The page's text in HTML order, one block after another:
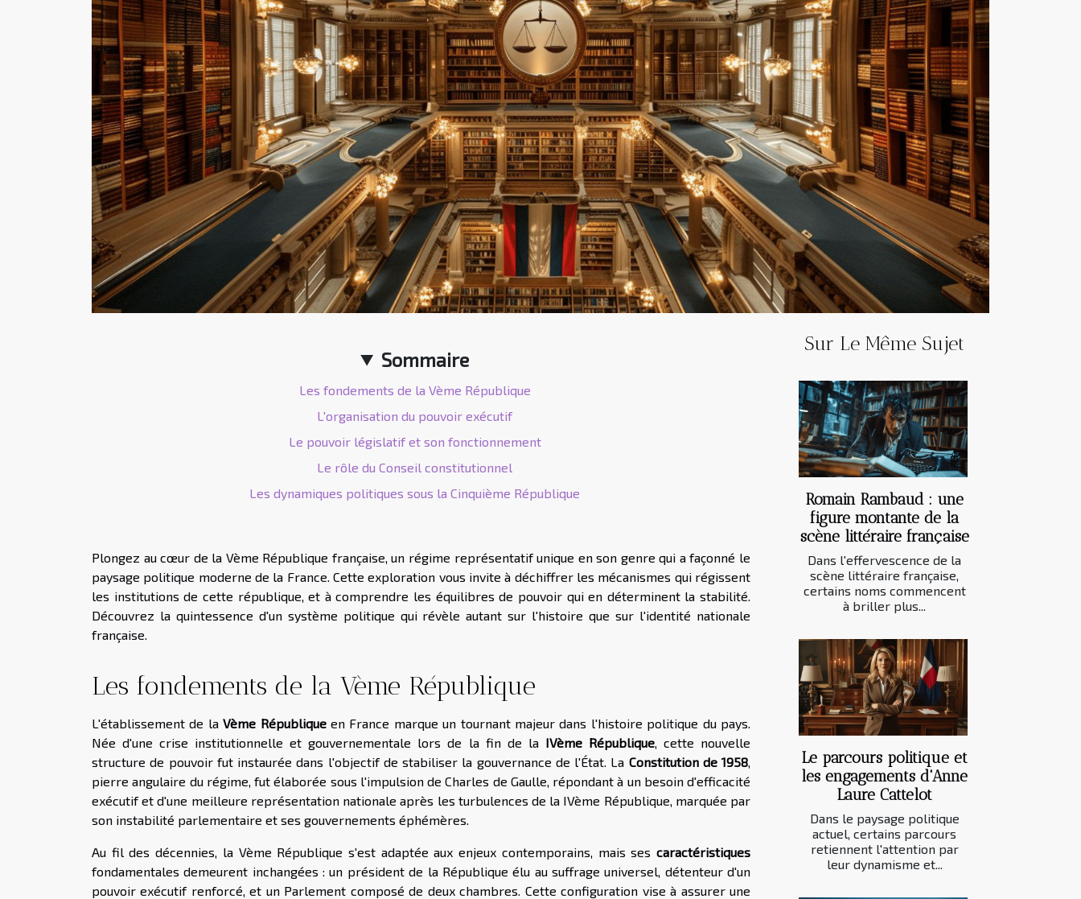
Sommaire
Les fondements de la Vème République
L'organisation du pouvoir exécutif
Le pouvoir législatif et son fonctionnement
Le rôle du Conseil constitutionnel
Les dynamiques politiques sous la Cinquième République
Plongez au cœur de la Vème République française, un régime représentatif unique en son genre qui a façonné le
paysage politique moderne de la France. Cette exploration vous invite à déchiffrer les mécanismes qui régissent
les institutions de cette république, et à comprendre les équilibres de pouvoir qui en déterminent la stabilité.
Découvrez la quintessence d'un système politique qui révèle autant sur l'histoire que sur l'identité nationale
française.
Les fondements de la Vème République
L'établissement de laVème Républiqueen France marque un tournant majeur dans l'histoire politique du pays.
Née d'une crise institutionnelle et gouvernementale lors de la fin de la IVème République, cette nouvelle
structure de pouvoir fut instaurée dans l'objectif de stabiliser la gouvernance de l'État. La Constitution de 1958
pierre angulaire du régime, fut élaborée sous l'impulsion de Charles de Gaulle, répondant à un besoin d'efficacité
exécutif et d'une meilleure représentation nationale après les turbulences de la IVème République, marquée par
son instabilité parlementaire et ses gouvernements éphémères.
Au fil des décennies, la Vème République s'est adaptée aux enjeux contemporains, mais ses caractéristiques
fondamentales demeurent inchangées : un président de la République élu au suffrage universel, détenteur d'un
pouvoir exécutif renforcé, et un Parlement composé de deux chambres. Cette configuration vise à assurer une
Sur Le Même Sujet
Romain Rambaud : une
figure montante de la
scène littéraire française
Dans l'effervescence de la
scène littéraire française,
certains noms commencent
à briller plus...
Le parcours politique et
les engagements d'Anne
Laure Cattelot
Dans le paysage politique
actuel, certains parcours
retiennent l'attention par
leur dynamisme et...